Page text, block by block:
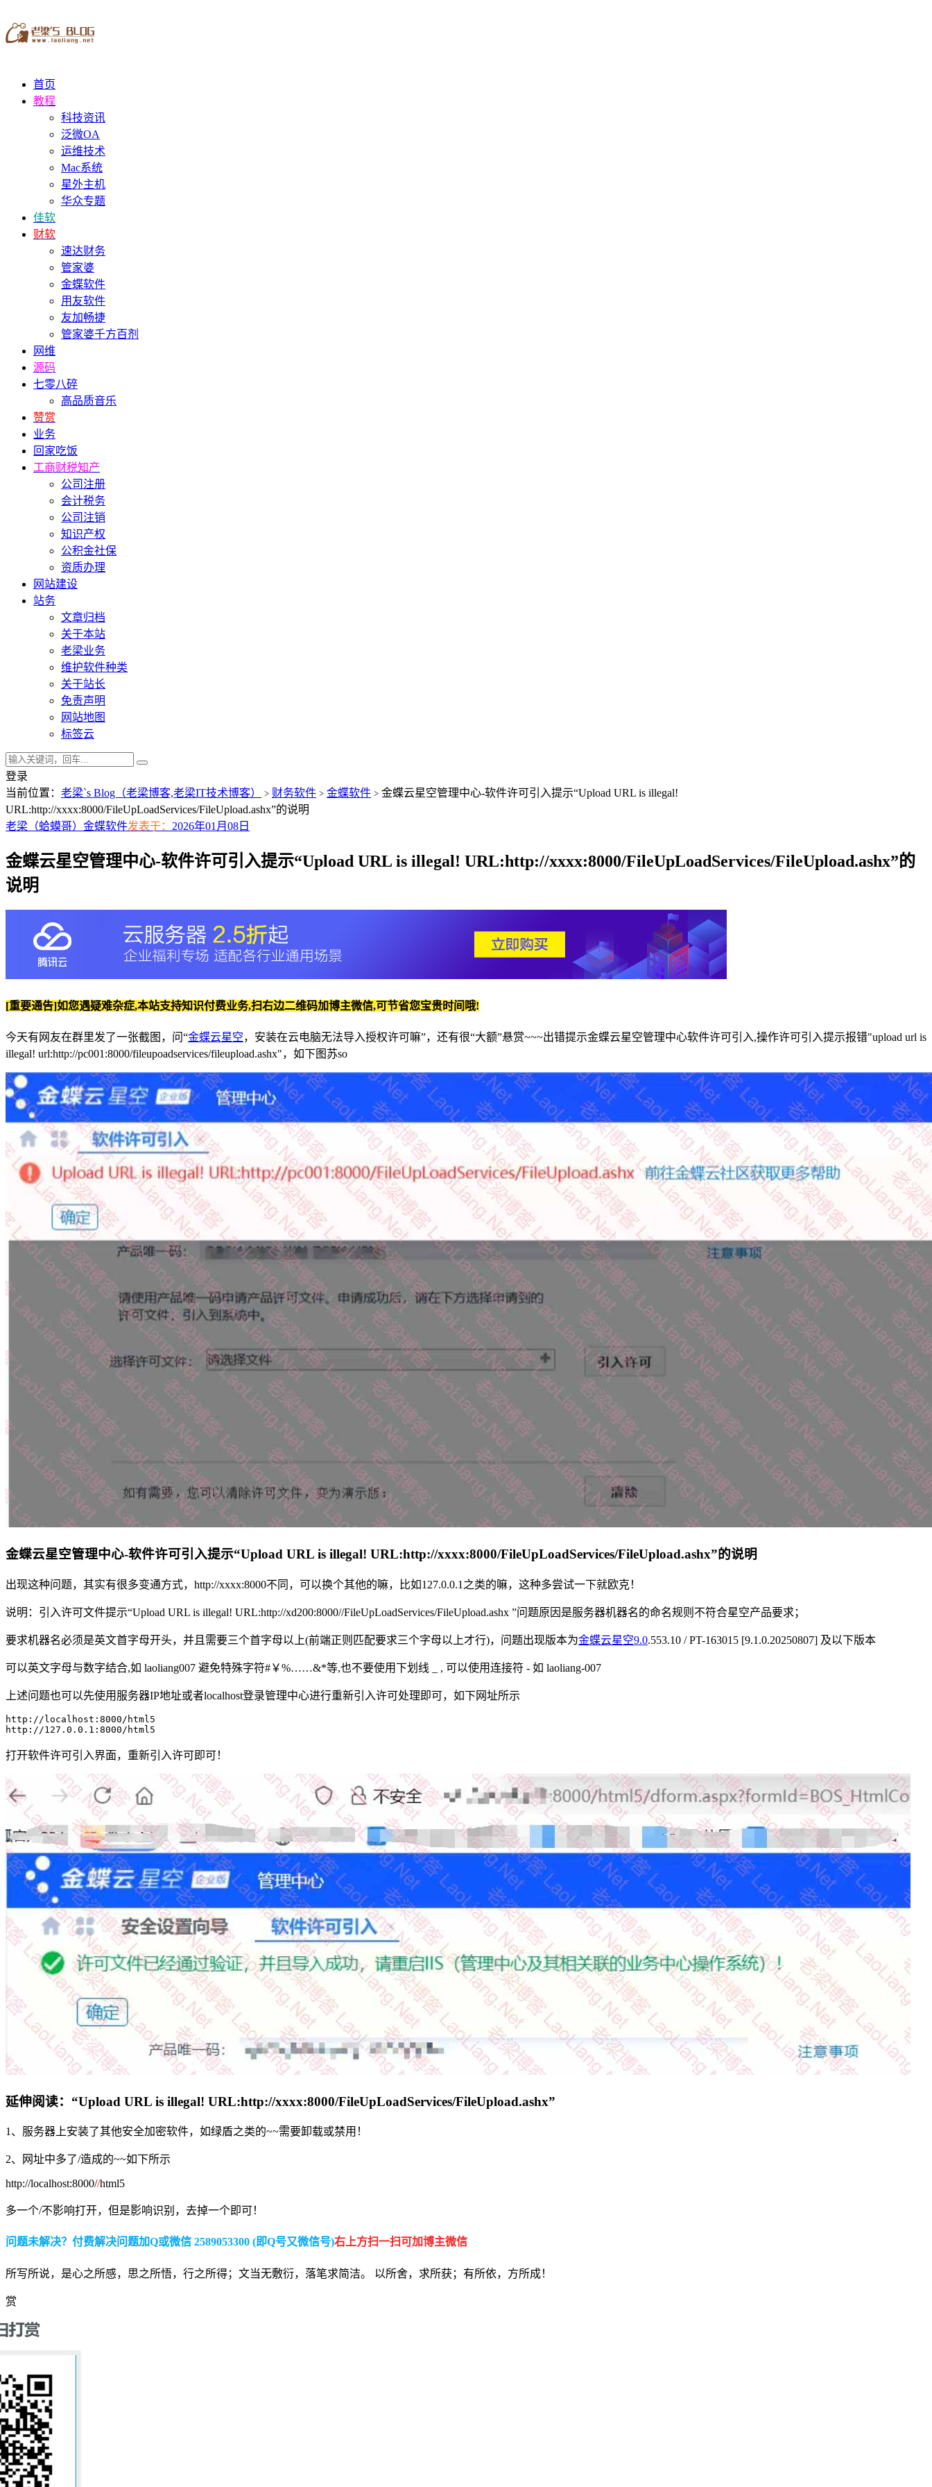
首页
教程
科技资讯
泛微OA
运维技术
Mac系统
星外主机
华众专题
佳软
财软
速达财务
管家婆
金蝶软件
用友软件
友加畅捷
管家婆千方百剂
网维
源码
七零八碎
高品质音乐
赞赏
业务
回家吃饭
工商财税知产
公司注册
会计税务
公司注销
知识产权
公积金社保
资质办理
网站建设
站务
文章归档
关于本站
老梁业务
维护软件种类
关于站长
免责声明
网站地图
标签云
登录
当前位置： 老梁`s Blog（老梁博客,老梁IT技术博客） > 财务软件 > 金蝶软件 > 金蝶云星空管理中心-软件许可引入提示“Upload URL is illegal!
URL:http://xxxx:8000/FileUpLoadServices/FileUpload.ashx”的说明
老梁（蛤蟆哥） 金蝶软件发表于： 2026年01月08日
金蝶云星空管理中心-软件许可引入提示“Upload URL is illegal! URL:http://xxxx:8000/FileUpLoadServices/FileUpload.ashx”的
说明
[重要通告]如您遇疑难杂症,本站支持知识付费业务,扫右边二维码加博主微信,可节省您宝贵时间哦!
今天有网友在群里发了一张截图，问“金蝶云星空，安装在云电脑无法导入授权许可嘛”，还有很“大额”悬赏~~~出错提示金蝶云星空管理中心软件许可引入,操作许可引入提示报错"upload url is
illegal! url:http://pc001:8000/fileupoadservices/fileupload.ashx"，如下图苏so
金蝶云星空管理中心-软件许可引入提示“Upload URL is illegal! URL:http://xxxx:8000/FileUpLoadServices/FileUpload.ashx”的说明
出现这种问题，其实有很多变通方式，http://xxxx:8000不同，可以换个其他的嘛，比如127.0.0.1之类的嘛，这种多尝试一下就欧克！
说明：引入许可文件提示“Upload URL is illegal! URL:http://xd200:8000//FileUpLoadServices/FileUpload.ashx ”问题原因是服务器机器名的命名规则不符合星空产品要求；
要求机器名必须是英文首字母开头，并且需要三个首字母以上(前端正则匹配要求三个字母以上才行)，问题出现版本为金蝶云星空9.0.553.10 / PT-163015 [9.1.0.20250807] 及以下版本
可以英文字母与数字结合,如 laoliang007 避免特殊字符#￥%……&*等,也不要使用下划线 _ , 可以使用连接符 - 如 laoliang-007
上述问题也可以先使用服务器IP地址或者localhost登录管理中心进行重新引入许可处理即可，如下网址所示
http://localhost:8000/html5
http://127.0.0.1:8000/html5
打开软件许可引入界面，重新引入许可即可！
延伸阅读：“Upload URL is illegal! URL:http://xxxx:8000/FileUpLoadServices/FileUpload.ashx”
1、服务器上安装了其他安全加密软件，如绿盾之类的~~需要卸载或禁用！
2、网址中多了/造成的~~如下所示
http://localhost:8000//html5
多一个/不影响打开，但是影响识别，去掉一个即可！
问题未解决？付费解决问题加Q或微信 2589053300 (即Q号又微信号)右上方扫一扫可加博主微信
所写所说，是心之所感，思之所悟，行之所得；文当无敷衍，落笔求简洁。 以所舍，求所获；有所依，方所成！
赏